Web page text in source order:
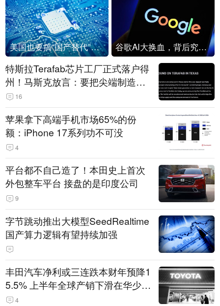
美国也要搞“国产替代”？先算清三笔账 谷歌AI大换血，背后究竟发生了什么？
特斯拉Terafab芯片工厂正式落户得
州！马斯克放言：要把尖端制造带
回美国
16
苹果拿下高端手机市场65%的份
额：iPhone 17系列功不可没
4
平台都不自己造了！本田史上首次
外包整车平台 接盘的是印度公司
9
字节跳动推出大模型SeedRealtime
国产算力逻辑有望持续加强
丰田汽车净利或三连跌本财年预降1
5.5% 上半年全球产销下滑在华少卖
14.3万辆
4